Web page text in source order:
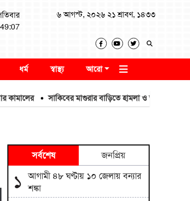
৬ আগস্ট, ২০২৬ ২১ শ্রাবণ, ১৪৩৩
ধর্ম স্বাস্থ্য আরো
সাকিবের মাগুরার বাড়িতে হামলা ও ভাঙচুর
সর্বশেষ জনপ্রিয়
১ আগামী ৪৮ ঘণ্টায় ১০ জেলায় বন্যার
শঙ্কা